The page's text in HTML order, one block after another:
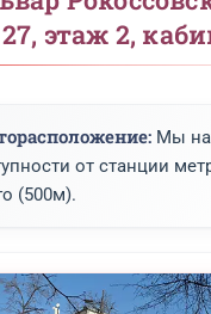
этаж 2,
Мы
от станции
(500м).